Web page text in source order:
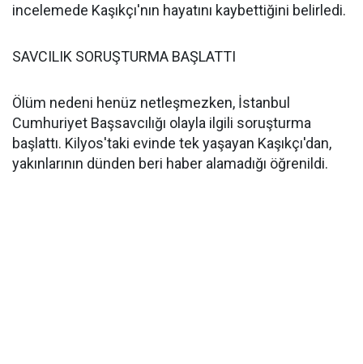
incelemede Kaşıkçı'nın hayatını kaybettiğini belirledi.
SAVCILIK SORUŞTURMA BAŞLATTI
Ölüm nedeni henüz netleşmezken, İstanbul
Cumhuriyet Başsavcılığı olayla ilgili soruşturma
başlattı. Kilyos'taki evinde tek yaşayan Kaşıkçı'dan,
yakınlarının dünden beri haber alamadığı öğrenildi.